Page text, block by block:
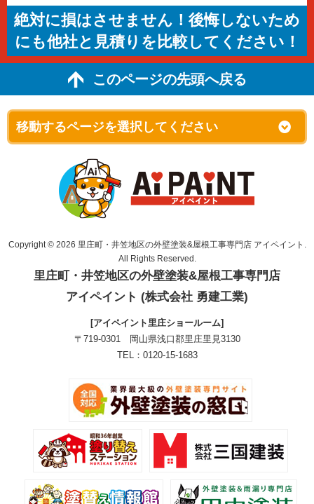
絶対に損はさせません！後悔しないため
にも他社と見積りを比較してください！
このページの先頭へ戻る
Copyright © 2026 里庄町・井笠地区の外壁塗装&屋根工事専門店 アイペイント.
All Rights Reserved.
里庄町・井笠地区の外壁塗装&屋根工事専門店
アイペイント (株式会社 勇建工業)
[アイペイント里庄ショールーム]
〒719-0301 岡山県浅口郡里庄里見3130
TEL：0120-15-1683